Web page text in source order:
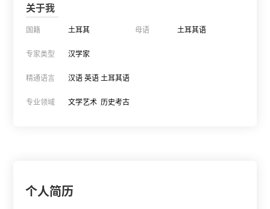
关于我
国籍 土耳其 母语 土耳其语
专家类型 汉学家
精通语言 汉语 英语 土耳其语
专业领域 文学艺术 历史考古
个人简历